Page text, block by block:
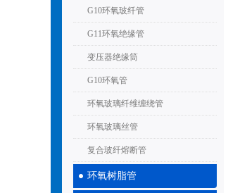
G10环氧玻纤管
G11环氧绝缘管
变压器绝缘筒
G10环氧管
环氧玻璃纤维缠绕管
环氧玻璃丝管
复合玻纤熔断管
环氧树脂管